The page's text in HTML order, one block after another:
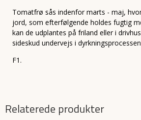
Tomatfrø sås indenfor marts - maj,
jord, som efterfølgende holdes fugtig
kan de udplantes på friland eller i
sideskud undervejs i
F1.
Relaterede produkter